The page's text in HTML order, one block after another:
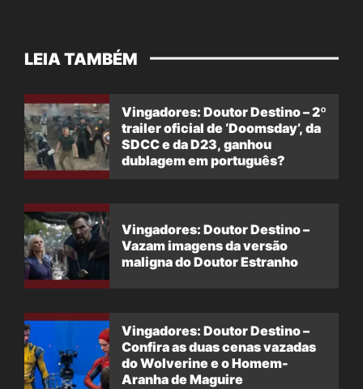
LEIA TAMBÉM
Vingadores: Doutor Destino – 2º
trailer oficial de ‘Doomsday’, da
SDCC e da D23, ganhou
dublagem em português?
Vingadores: Doutor Destino –
Vazam imagens da versão
maligna do Doutor Estranho
Vingadores: Doutor Destino –
Confira as duas cenas vazadas
do Wolverine e o Homem-
Aranha de Maguire